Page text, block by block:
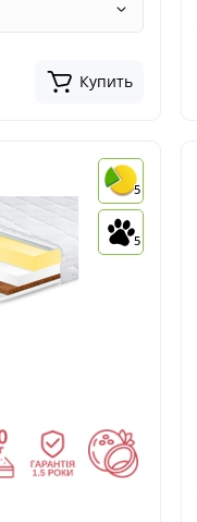
Купить
5
5